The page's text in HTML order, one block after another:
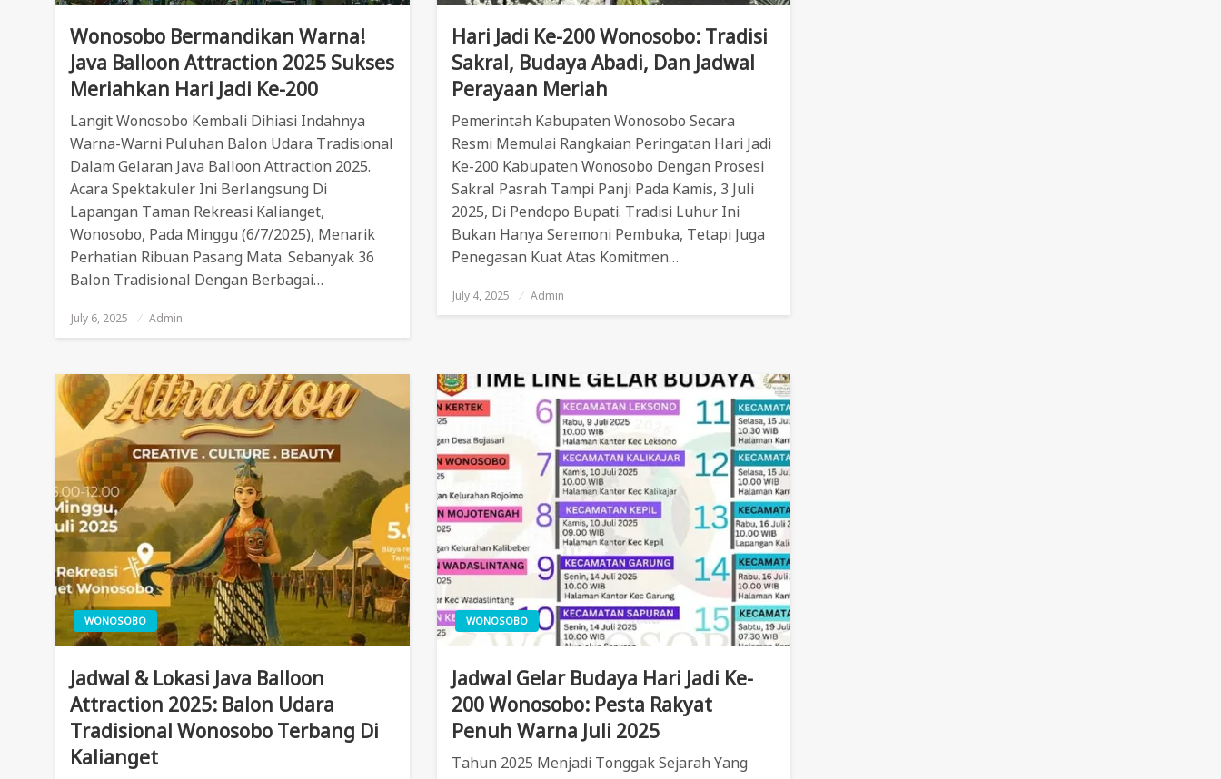
Wonosobo Bermandikan Warna!
Java Balloon Attraction 2025 Sukses
Meriahkan Hari Jadi Ke-200
Langit Wonosobo Kembali Dihiasi Indahnya
Warna-Warni Puluhan Balon Udara Tradisional
Dalam Gelaran Java Balloon Attraction 2025.
Acara Spektakuler Ini Berlangsung Di
Lapangan Taman Rekreasi Kalianget,
Wonosobo, Pada Minggu (6/7/2025), Menarik
Perhatian Ribuan Pasang Mata. Sebanyak 36
Balon Tradisional Dengan Berbagai…
Posted
On
July 6, 2025 Admin
Hari Jadi Ke-200 Wonosobo: Tradisi
Sakral, Budaya Abadi, Dan Jadwal
Perayaan Meriah
Pemerintah Kabupaten Wonosobo Secara
Resmi Memulai Rangkaian Peringatan Hari Jadi
Ke-200 Kabupaten Wonosobo Dengan Prosesi
Sakral Pasrah Tampi Panji Pada Kamis, 3 Juli
2025, Di Pendopo Bupati. Tradisi Luhur Ini
Bukan Hanya Seremoni Pembuka, Tetapi Juga
Penegasan Kuat Atas Komitmen…
Posted
On
July 4, 2025 Admin
WONOSOBO
Jadwal & Lokasi Java Balloon
Attraction 2025: Balon Udara
Tradisional Wonosobo Terbang Di
Kalianget
WONOSOBO
Jadwal Gelar Budaya Hari Jadi Ke-
200 Wonosobo: Pesta Rakyat
Penuh Warna Juli 2025
Tahun 2025 Menjadi Tonggak Sejarah Yang